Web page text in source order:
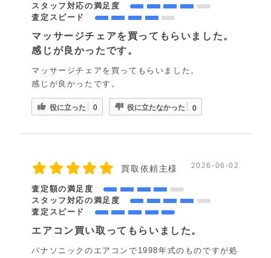
スタッフ対応の満足度
査定スピード
マッサージチェアを買ってもらいました。
感じが良かったです。
マッサージチェアを買ってもらいました。
感じが良かったです。
役に立った 0 役に立たなかった 0
買取依頼主様 2026-06-02
査定額の満足度
スタッフ対応の満足度
査定スピード
エアコン買い取ってもらいました。
パナソニックのエアコンで1998年式のものですが処